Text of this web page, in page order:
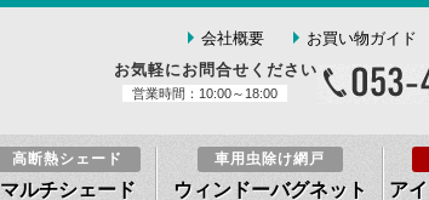
会社概要 お買い物ガイド
お気軽にお問合せください
営業時間：10:00～18:00
高断熱シェード
マルチシェード
車用虫除け網戸
ウィンドーバグネット ア